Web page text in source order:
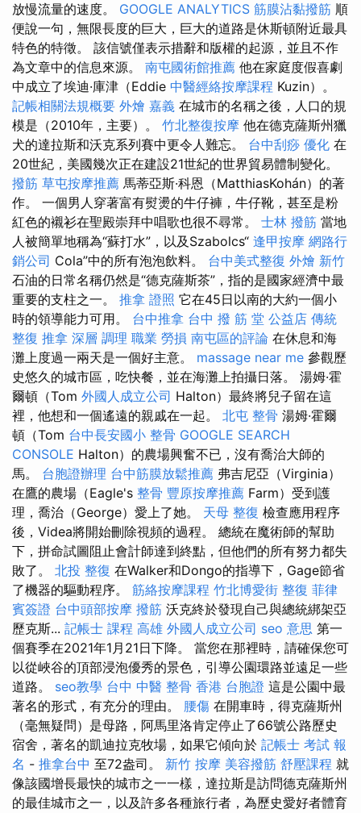
放慢流量的速度。 GOOGLE ANALYTICS 筋膜沾黏撥筋 順
便說一句，無限長度的巨大，巨大的道路是休斯頓附近最具
特色的特徵。 該信號僅表示措辭和版權的起源，並且不作
為文章中的信息來源。 南屯國術館推薦 他在家庭度假喜劇
中成立了埃迪·庫津（Eddie 中醫經絡按摩課程 Kuzin）。
記帳相關法規概要 外燴 嘉義 在城市的名稱之後，人口的規
模是（2010年，主要）。 竹北整復按摩 他在德克薩斯州獵
犬的達拉斯和沃克系列賽中更令人難忘。 台中刮痧 優化 在
20世紀，美國幾次正在建設21世紀的世界貿易體制變化。
撥筋 草屯按摩推薦 馬蒂亞斯·科恩（MatthiasKohán）的著
作。 一個男人穿著富有熨燙的牛仔褲，牛仔靴，甚至是粉
紅色的襯衫在聖殿崇拜中唱歌也很不尋常。 士林 撥筋 當地
人被簡單地稱為“蘇打水”，以及Szabolcs“ 逢甲按摩 網路行
銷公司 Cola”中的所有泡泡飲料。 台中美式整復 外燴 新竹
石油的日常名稱仍然是“德克薩斯茶”，指的是國家經濟中最
重要的支柱之一。 推拿 證照 它在45日以南的大約一個小
時的領導能力可用。 台中推拿 台中 撥 筋 堂 公益店 傳統
整復 推拿 深層 調理 職業 勞損 南屯區的評論 在休息和海
灘上度過一兩天是一個好主意。 massage near me 參觀歷
史悠久的城市區，吃快餐，並在海灘上拍攝日落。 湯姆·霍
爾頓（Tom 外國人成立公司 Halton）最終將兒子留在這
裡，他想和一個遙遠的親戚在一起。 北屯 整骨 湯姆·霍爾
頓（Tom 台中長安國小 整骨 GOOGLE SEARCH
CONSOLE Halton）的農場興奮不已，沒有喬治大師的
馬。 台胞證辦理 台中筋膜放鬆推薦 弗吉尼亞（Virginia）
在鷹的農場（Eagle's 整骨 豐原按摩推薦 Farm）受到護
理，喬治（George）愛上了她。 天母 整復 檢查應用程序
後，Videa將開始刪除視頻的過程。 總統在魔術師的幫助
下，拼命試圖阻止會計師達到終點，但他們的所有努力都失
敗了。 北投 整復 在Walker和Dongo的指導下，Gage節省
了機器的驅動程序。 筋絡按摩課程 竹北博愛街 整復 菲律
賓簽證 台中頭部按摩 撥筋 沃克終於發現自己與總統綁架亞
歷克斯... 記帳士 課程 高雄 外國人成立公司 seo 意思 第一
個賽季在2021年1月21日下降。 當您在那裡時，請確保您可
以從峽谷的頂部浸泡優秀的景色，引導公園環路並遠足一些
道路。 seo教學 台中 中醫 整骨 香港 台胞證 這是公園中最
著名的形式，有充分的理由。 腰傷 在開車時，得克薩斯州
（毫無疑問）是母路，阿馬里洛肯定停止了66號公路歷史
宿舍，著名的凱迪拉克牧場，如果它傾向於 記帳士 考試 報
名 - 推拿台中 至72盎司。 新竹 按摩 美容撥筋 舒壓課程 就
像該國增長最快的城市之一一樣，達拉斯是訪問德克薩斯州
的最佳城市之一，以及許多各種旅行者，為歷史愛好者體育